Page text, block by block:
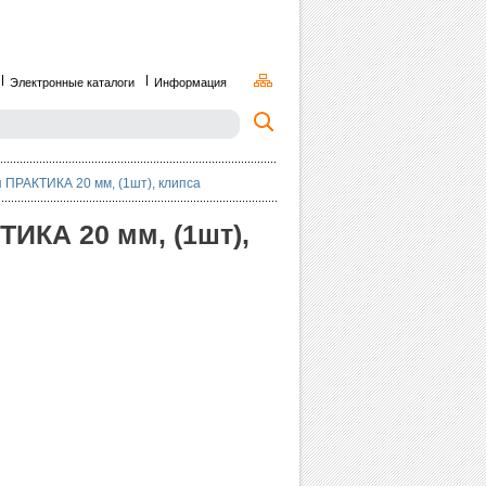
Электронные каталоги Информация
ПРАКТИКА 20 мм, (1шт), клипса
20 мм, (1шт),